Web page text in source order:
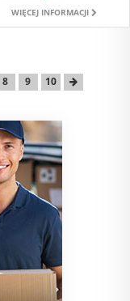
WIĘCEJ INFORMACJI
8 9 10